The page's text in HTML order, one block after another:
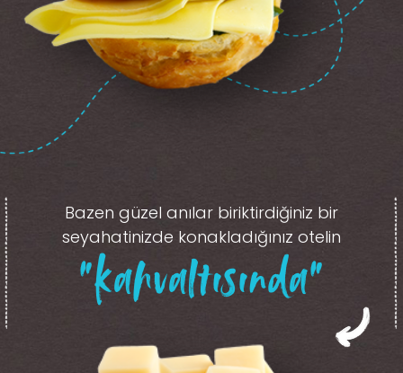
Bazen güzel anılar biriktirdiğiniz bir
seyahatinizde konakladığınız otelin
“kahvaltısında”